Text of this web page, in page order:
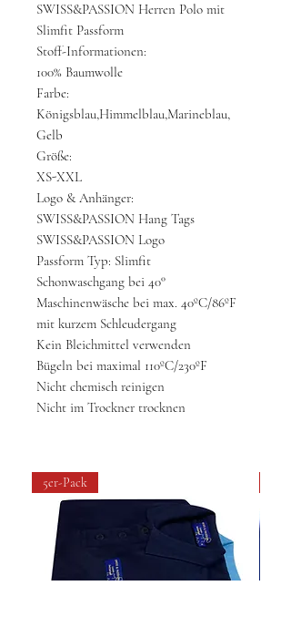
SWISS&PASSION Herren Polo mit
Slimfit Passform
Stoff-Informationen:
100% Baumwolle
Farbe:
Königsblau,Himmelblau,Marineblau,
Gelb
Größe:
XS-XXL
Logo & Anhänger:
SWISS&PASSION Hang Tags
SWISS&PASSION Logo
Passform Typ: Slimfit
Schonwaschgang bei 40°
Maschinenwäsche bei max. 40ºC/86ºF
mit kurzem Schleudergang
Kein Bleichmittel verwenden
Bügeln bei maximal 110ºC/230ºF
Nicht chemisch reinigen
Nicht im Trockner trocknen
5er-Pack